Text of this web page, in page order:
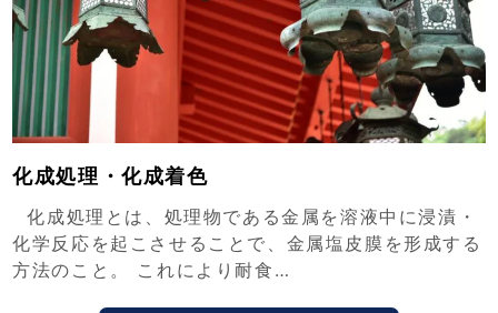
化成処理・化成着色
化成処理とは、処理物である金属を溶液中に浸漬・
化学反応を起こさせることで、金属塩皮膜を形成する
方法のこと。 これにより耐食…